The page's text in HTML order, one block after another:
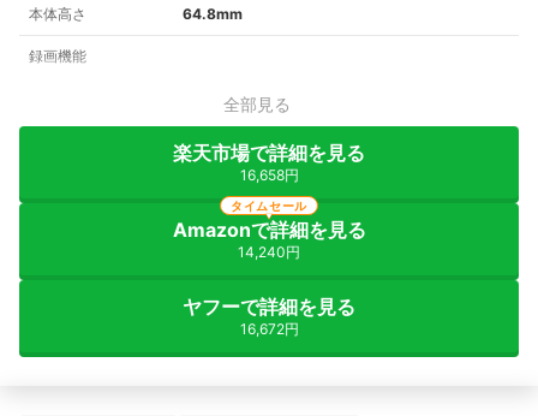
本体高さ 64.8mm
録画機能
全部見る
楽天市場で詳細を見る
16,658円
Amazonで詳細を見る
14,240円
タイムセール
ヤフーで詳細を見る
16,672円